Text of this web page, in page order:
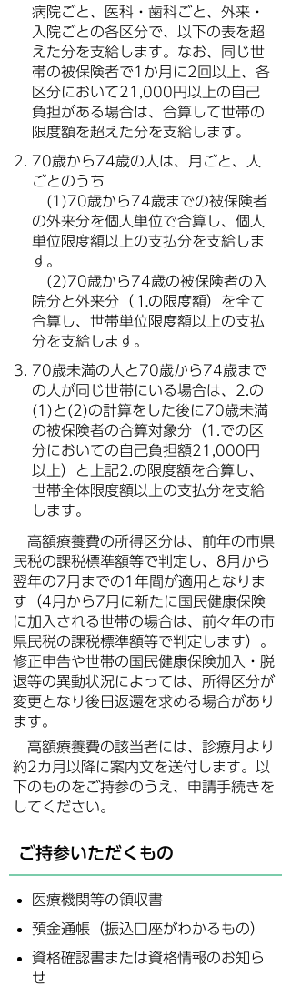
病院ごと、医科・歯科ごと、外来・
入院ごとの各区分で、以下の表を超
えた分を支給します。なお、同じ世
帯の被保険者で1か月に2回以上、各
区分において21,000円以上の自己
負担がある場合は、合算して世帯の
限度額を超えた分を支給します。
70歳から74歳の人は、月ごと、人
ごとのうち
(1)70歳から74歳までの被保険者
の外来分を個人単位で合算し、個人
単位限度額以上の支払分を支給しま
す。
(2)70歳から74歳の被保険者の入
院分と外来分（⒈の限度額）を全て
合算し、世帯単位限度額以上の支払
分を支給します。
70歳未満の人と70歳から74歳まで
の人が同じ世帯にいる場合は、2.の
(1)と(2)の計算をした後に70歳未満
の被保険者の合算対象分（1.での区
分においての自己負担額21,000円
以上）と上記2.の限度額を合算し、
世帯全体限度額以上の支払分を支給
します。
高額療養費の所得区分は、前年の市県
民税の課税標準額等で判定し、8月から
翌年の7月までの1年間が適用となりま
す（4月から7月に新たに国民健康保険
に加入される世帯の場合は、前々年の市
県民税の課税標準額等で判定します）。
修正申告や世帯の国民健康保険加入・脱
退等の異動状況によっては、所得区分が
変更となり後日返還を求める場合があり
ます。
高額療養費の該当者には、診療月より
約2カ月以降に案内文を送付します。以
下のものをご持参のうえ、申請手続きを
してください。
ご持参いただくもの
医療機関等の領収書
預金通帳（振込口座がわかるもの）
資格確認書または資格情報のお知ら
せ